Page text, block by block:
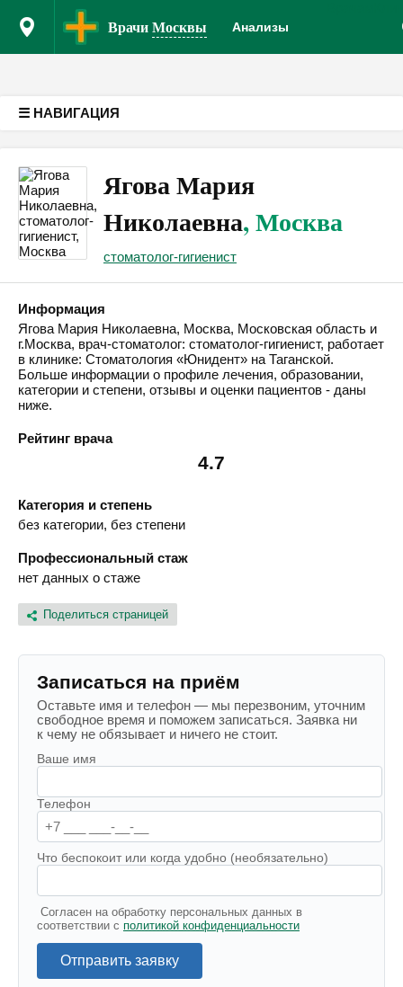
ВрачиМосквы Анализы
☰ НАВИГАЦИЯ
Ягова Мария
Николаевна, Москва
стоматолог-гигиенист
Информация
Ягова Мария Николаевна, Москва, Московская область и
г.Москва, врач-стоматолог: стоматолог-гигиенист, работает
в клинике: Стоматология «Юнидент» на Таганской.
Больше информации о профиле лечения, образовании,
категории и степени, отзывы и оценки пациентов - даны
ниже.
Рейтинг врача
4.7
Категория и степень
без категории, без степени
Профессиональный стаж
нет данных о стаже
Поделиться страницей
Записаться на приём
Оставьте имя и телефон — мы перезвоним, уточним
свободное время и поможем записаться. Заявка ни
к чему не обязывает и ничего не стоит.
Ваше имя
Телефон
Что беспокоит или когда удобно (необязательно)
Согласен на обработку персональных данных в
соответствии с политикой конфиденциальности
Отправить заявку